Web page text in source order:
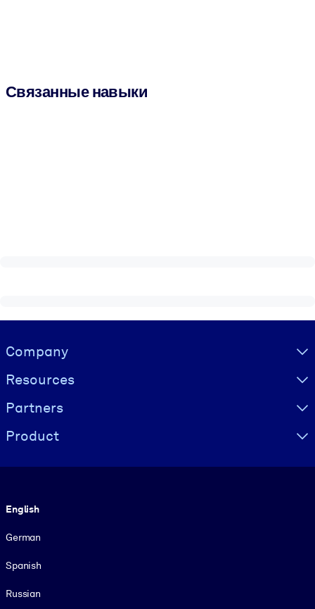
Связанные навыки
Visually hidden Text
Company
Resources
Partners
Product
English
German
Spanish
Russian